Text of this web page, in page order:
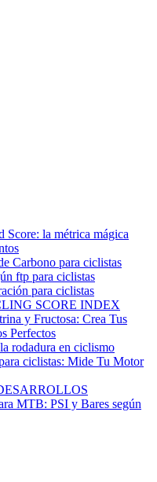
Score: la métrica mágica
Carbono para ciclistas
ftp para ciclistas
para ciclistas
SCORE INDEX
y Fructosa: Crea Tus
Perfectos
rodadura en ciclismo
ciclistas: Mide Tu Motor
MTB: PSI y Bares según